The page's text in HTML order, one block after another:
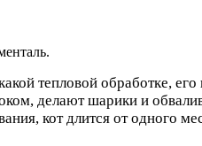
тепловой обработке,
делают шарики и
кот длится от одного